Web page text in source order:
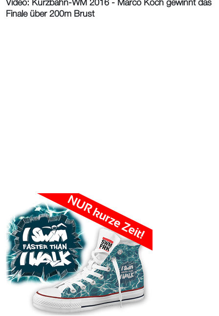
Video: Kurzbahn-WM 2016 - Marco Koch gewinnt das
Finale über 200m Brust